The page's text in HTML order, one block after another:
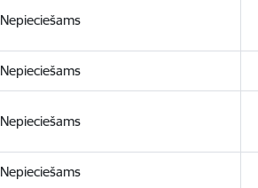
Nepieciešams
Nepieciešams
Nepieciešams
Nepieciešams